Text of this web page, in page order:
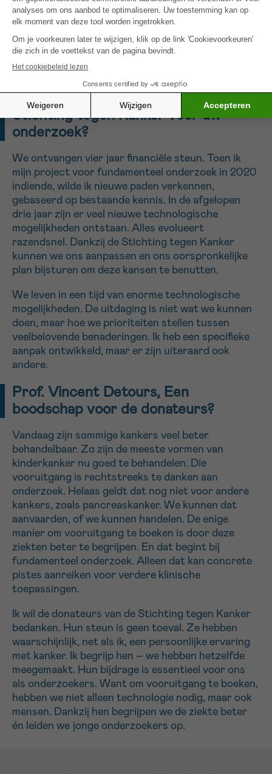
personaliseren. Mijn onderzoek richt zich op
geopereerde tumoren. Als we deze methode vóór
de operatie kunnen toepassen, bijvoorbeeld via een
echogeleide biopsie, kan een operatie worden
vermeden als de tumor goedaardig blijkt.
Stichting tegen Kanker voor uw
onderzoek?
We ontvangen vier jaar financiële steun. Toen ik
mijn project voor fundamenteel onderzoek in 2020
indiende, wilde ik nieuwe paden verkennen,
gebaseerd op bestaande kennis. In de afgelopen
drie jaar zijn er veel nieuwe technologische
mogelijkheden ontstaan. Alles evolueert
razendsnel. Dankzij de Stichting tegen Kanker
kunnen we ons aanpassen en ons oorspronkelijke
plan bijsturen om deze kansen te benutten.
We leven in een tijd van enorme technologische
mogelijkheden. De uitdaging is niet wat we kunnen
doen, maar hoe we prioriteiten stellen tussen
veelbelovende benaderingen. Ik heb een specifieke
aanpak ontwikkeld, maar er zijn uiteraard ook
andere.
Prof. Vincent Detours, Een
boodschap voor de donateurs?
Vandaag zijn sommige kankers veel beter
behandelbaar. Zo zijn de meeste vormen van
kinderkanker nu goed te behandelen. Die
vooruitgang is rechtstreeks te danken aan
onderzoek. Helaas geldt dat nog niet voor andere
kankers, zoals pancreaskanker. We kunnen dat
aanvaarden, of we kunnen handelen. De enige
manier om vooruitgang te boeken is door deze
ziekten beter te begrijpen. En dat begint bij
fundamenteel onderzoek. Alleen dat kan concrete
pistes aanreiken voor verdere klinische
toepassingen.
Ik wil de donateurs van de Stichting tegen Kanker
bedanken. Hun steun is geen toeval. Ze hebben
waarschijnlijk, net als ik, een persoonlijke ervaring
met kanker. Ik begrijp hen – we hebben hetzelfde
meegemaakt. Hun bijdrage is essentieel voor ons
als onderzoekers. Want om vooruitgang te boeken,
hebben we niet alleen technologie nodig, maar ook
mensen. Dankzij hen begrijpen we de ziekte beter
én leiden we jonge onderzoekers op.